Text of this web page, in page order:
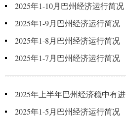
2025年1-10月巴州经济运行简况
2025年1-9月巴州经济运行简况
2025年1-8月巴州经济运行简况
2025年1-7月巴州经济运行简况
2025年上半年巴州经济稳中有进
2025年1-5月巴州经济运行简况